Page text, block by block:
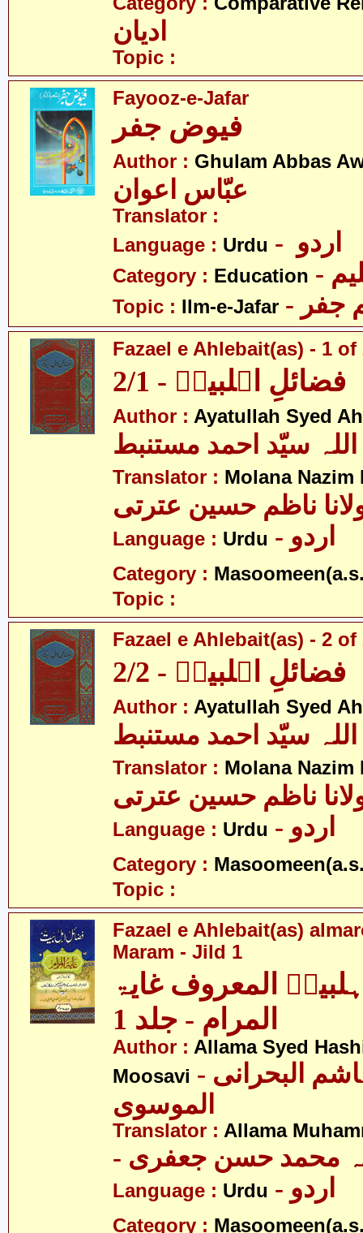
ادیان
Topic :
Fayooz-e-Jafar
Author : Ghulam Abbas
Translator :
Language : Urdu
Category : Education
Topic : Ilm-e-Jafar جفر
Fazael e Ahlebait(as) - 1 of
فضائلِ اہلبیتؑ - 2/1
Author : Ayatullah Syed
سیّد احمد مستنبط
Translator : Molana
ناظم حسین عترتی
Language : Urdu - اردو
Category :
Topic :
Fazael e Ahlebait(as) - 2 of
فضائلِ اہلبیتؑ - 2/2
Author : Ayatullah Syed
سیّد احمد مستنبط
Translator : Molana
ناظم حسین عترتی
Language : Urdu - اردو
Category :
Topic :
Fazael e Ahlebait(as)
Maram - Jild 1
المعروف غایۃ
المرام - جلد 1
Author : Allama Syed
Moosavi - علامہ سید ہاشم البحرانی
الموسوی
Translator : Allama
محمد حسن جعفری
Language : Urdu - اردو
Category :